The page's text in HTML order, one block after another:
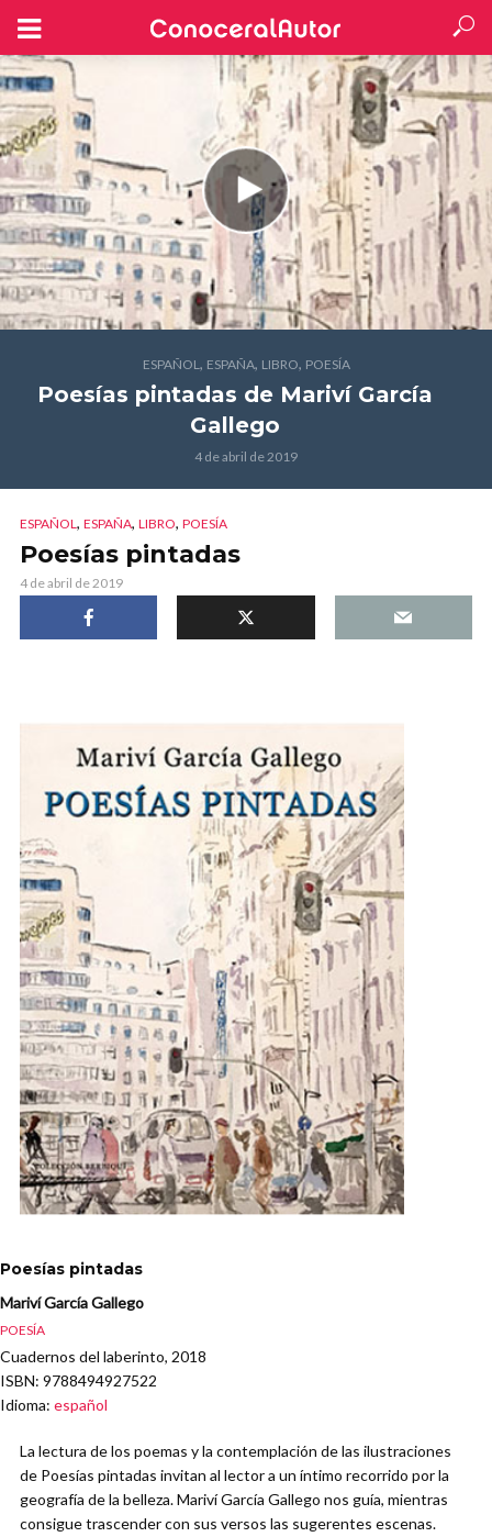
ESPAÑOL, ESPAÑA, LIBRO, POESÍA
Poesías pintadas de Mariví García
Gallego
4 de abril de 2019
ESPAÑOL, ESPAÑA, LIBRO, POESÍA
Poesías pintadas
4 de abril de 2019
Poesías pintadas
Mariví García Gallego
POESÍA
Cuadernos del laberinto, 2018
ISBN: 9788494927522
Idioma: español
La lectura de los poemas y la contemplación de las ilustraciones
de Poesías pintadas invitan al lector a un íntimo recorrido por la
geografía de la belleza. Mariví García Gallego nos guía, mientras
consigue trascender con sus versos las sugerentes escenas.